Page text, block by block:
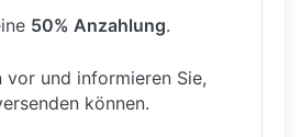
50% Anzahlung.
vor und informieren Sie,
können.